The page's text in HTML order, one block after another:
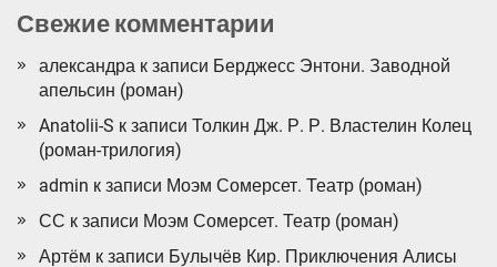
Свежие комментарии
александра к записи Берджесс Энтони. Заводной
апельсин (роман)
Anatolii-S к записи Толкин Дж. Р. Р. Властелин Колец
(роман-трилогия)
admin к записи Моэм Сомерсет. Театр (роман)
СС к записи Моэм Сомерсет. Театр (роман)
Артём к записи Булычёв Кир. Приключения Алисы